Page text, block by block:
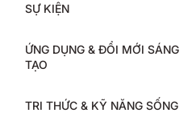
SỰ KIỆN
ỨNG DỤNG & ĐỔI MỚI SÁNG
TẠO
TRI THỨC & KỸ NĂNG SỐNG